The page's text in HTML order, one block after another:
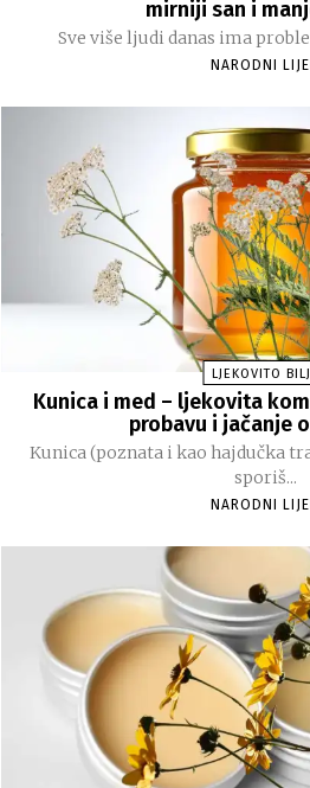
mirniji san i
Sve više ljudi danas ima
NARODNI
LJEKOVITO
Kunica i med – ljekovita
probavu i jačanje
Kunica (poznata i kao hajdučka
sporiš...
NARODNI